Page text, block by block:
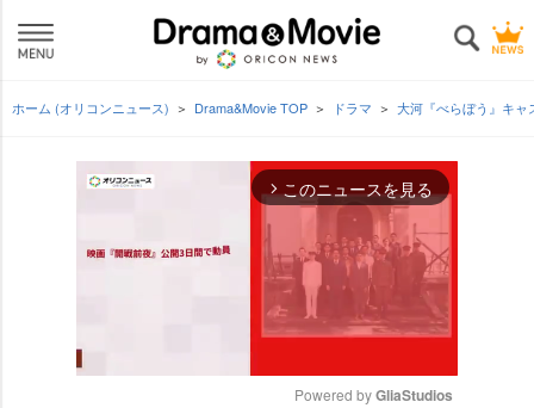
ホーム (オリコンニュース) Drama&Movie TOP ドラマ 大河『べらぼう』キ
arrow_forward_ios このニュースを見る
Powered by GliaStudios